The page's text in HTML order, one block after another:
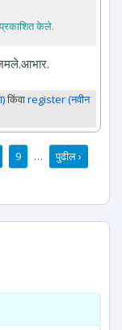
केले.
किंवाregister (नवीन
9 … पुढील ›